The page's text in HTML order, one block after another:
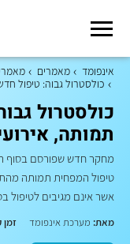
אינפומד מאמרים
כולסטרול גבוה: טיפול
כולסטרול
תמותה,
מחקר חדש שפורסם בסוף
טיפול המפחית תמותה
אשר אינם מגיבים לטיפול
מאת: מערכת אינפומד זמן